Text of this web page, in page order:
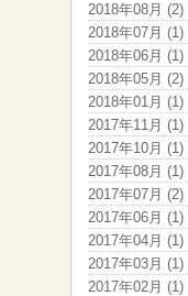
2018年08月 (2)
2018年07月 (1)
2018年06月 (1)
2018年05月 (2)
2018年01月 (1)
2017年11月 (1)
2017年10月 (1)
2017年08月 (1)
2017年07月 (2)
2017年06月 (1)
2017年04月 (1)
2017年03月 (1)
2017年02月 (1)